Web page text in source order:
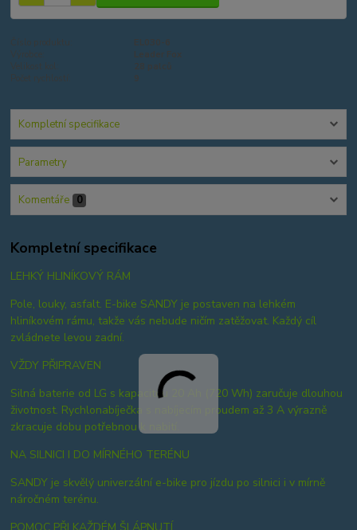
Kompletní specifikace
Parametry
Komentáře 0
Kompletní specifikace
LEHKÝ HLINÍKOVÝ RÁM
Pole, louky, asfalt. E-bike SANDY je postaven na lehkém
hliníkovém rámu, takže vás nebude ničím zatěžovat. Každý cíl
zvládnete levou zadní.
VŽDY PŘIPRAVEN
Silná baterie od LG s kapacitou 20 Ah (720 Wh) zaručuje dlouhou
životnost. Rychlonabíječka s nabíjecím proudem až 3 A výrazně
zkracuje dobu potřebnou k nabití.
NA SILNICI I DO MÍRNÉHO TERÉNU
SANDY je skvělý univerzální e-bike pro jízdu po silnici i v mírně
náročném terénu.